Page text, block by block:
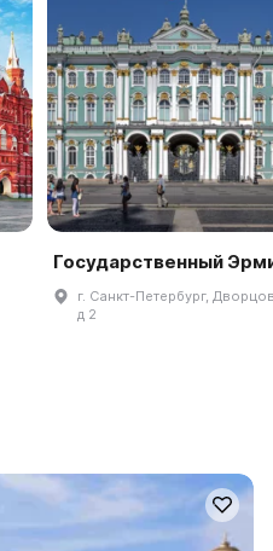
Государственный
г. Санкт-Петербург,
д 2